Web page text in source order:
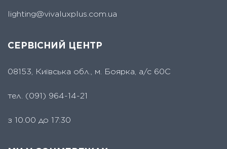
lighting@vivaluxplus.com.ua
СЕРВІСНИЙ ЦЕНТР
08153, Київська обл., м. Боярка, а/с 60С
тел. (091) 964-14-21
з 10.00 до 17:30